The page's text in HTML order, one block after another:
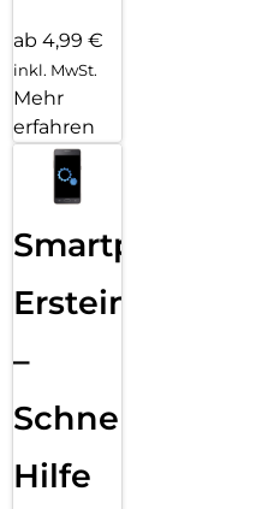
ab 4,99 €
inkl. MwSt.
Mehr
erfahren
Smartphone
Ersteinrichtung
–
Schnelle
Hilfe